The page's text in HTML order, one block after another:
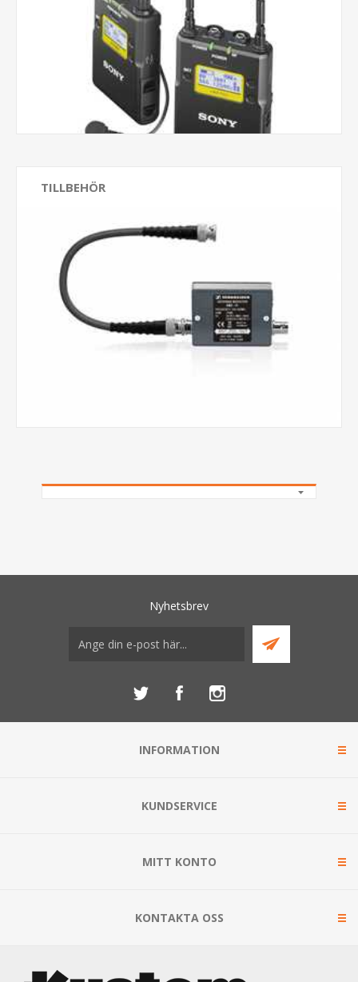
TILLBEHÖR
Nyhetsbrev
INFORMATION
KUNDSERVICE
MITT KONTO
KONTAKTA OSS